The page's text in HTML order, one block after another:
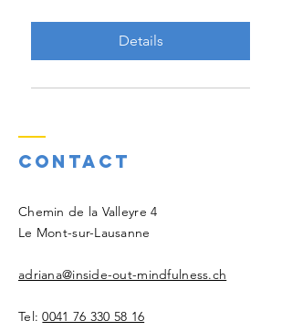
Details
Contact
Chemin de la Valleyre 4
Le Mont-sur-Lausanne
adriana@inside-out-mindfulness.ch
Tel:0041 76 330 58 16